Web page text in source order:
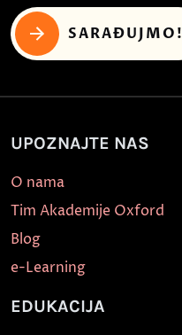
SARAĐUJMO!
UPOZNAJTE NAS
O nama
Tim Akademije Oxford
Blog
e-Learning
EDUKACIJA